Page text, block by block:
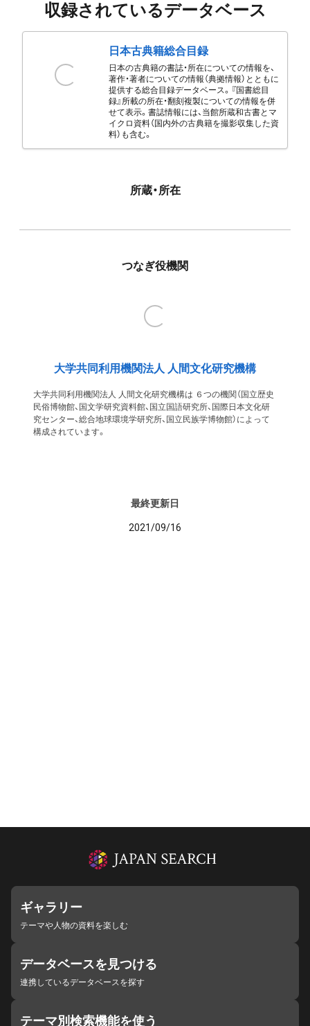
収録されているデータベース
日本古典籍総合目録
日本の古典籍の書誌・所在についての情報を、
著作・著者についての情報（典拠情報）とともに
提供する総合目録データベース。『国書総目
録』所載の所在・翻刻複製についての情報を併
せて表示。書誌情報には、当館所蔵和古書とマ
イクロ資料（国内外の古典籍を撮影収集した資
料）も含む。
所蔵・所在
つなぎ役機関
大学共同利用機関法人 人間文化研究機構
大学共同利用機関法人 人間文化研究機構は ６つの機関（国立歴史
民俗博物館、国文学研究資料館、国立国語研究所、国際日本文化研
究センター、総合地球環境学研究所、国立民族学博物館）によって
構成されています。
最終更新日
2021/09/16
ギャラリー
テーマや人物の資料を楽しむ
データベースを見つける
連携しているデータベースを探す
テーマ別検索機能を使う